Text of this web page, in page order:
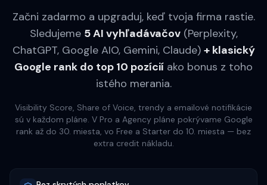
Začni zadarmo a upgraduj, keď tvoja firma rastie.
Sledujeme 5 AI vyhľadávačov(Perplexity,
ChatGPT, Google AIO, Gemini, Claude) + klasický
Google rank do top 10 pozícií ako bonus z toho
istého merania.
Visibility Score, Share of Voice, trendy a emailové notifikácie
sú v každom pláne. V Pro a Agency pláne pokrývame Google
rank až do 30. miesta, vo Free a Starter do 10. miesta — bez
extra credit nákladu.